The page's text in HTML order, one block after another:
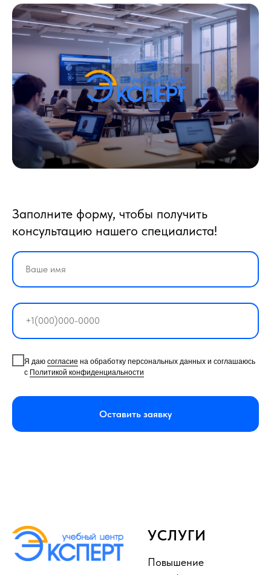
Заполните форму, чтобы получить
консультацию нашего специалиста!
Я даю согласие на обработку персональных данных и соглашаюсь
с Политикой конфиденциальности
Оставить заявку
УСЛУГИ
Повышение